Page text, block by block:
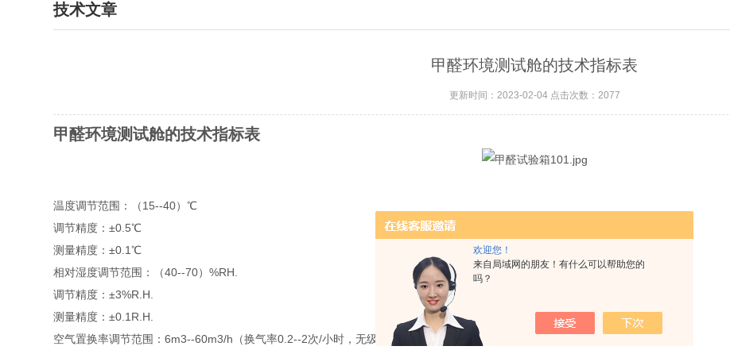
欢迎您！
来自局域网的朋友！有什么可以帮助您的
吗？
技术文章
甲醛环境测试舱的技术指标表
更新时间：2023-02-04 点击次数：2077
甲醛环境测试舱的技术指标表
温度调节范围：（15--40）℃
调节精度：±0.5℃
测量精度：±0.1℃
相对湿度调节范围：（40--70）%RH.
调节精度：±3%R.H.
测量精度：±0.1R.H.
空气置换率调节范围：6m3--60m3/h（换气率0.2--2次/小时，无级可调。）